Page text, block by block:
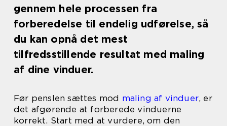
gennem hele processen fra
forberedelse til endelig udførelse, så
du kan opnå det mest
tilfredsstillende resultat med maling
af dine vinduer.
Før penslen sættes mod maling af vinduer, er
det afgørende at forberede vinduerne
korrekt. Start med at vurdere, om den